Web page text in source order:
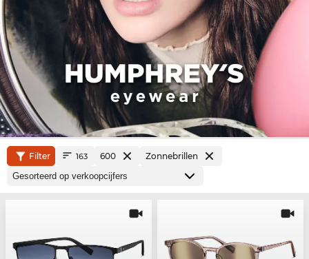
Filter 163 600 Zonnebrillen